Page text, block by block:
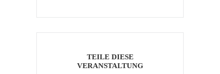
TEILE DIESE
VERANSTALTUNG